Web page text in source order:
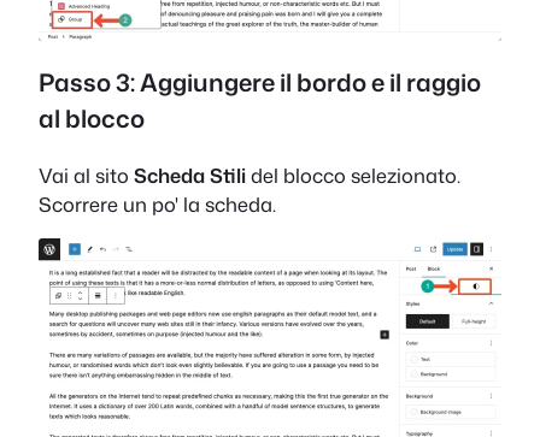
Passo 3: Aggiungere il bordo e il raggio
al blocco
Vai al sito Scheda Stilidel blocco selezionato.
Scorrere un po' la scheda.